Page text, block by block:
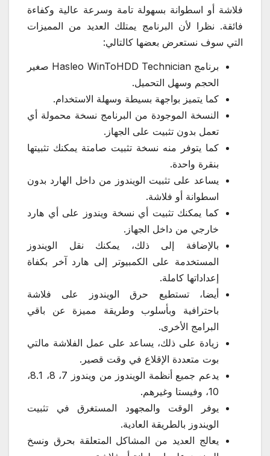
فلاشة أو اسطوانة بسهولة تامة وسرعة عالية وكفاءة
فائقة. نظرا لأن البرنامج يمتلك العديد من المميزات
التي سوف نستعرض بعضها كالتالي:
برنامج Hasleo WinToHDD Technician صغير
الحجم وسهل التحميل.
كما يتميز بواجهة بسيطة وسهلة الاستخدام.
النسخة الموجودة من البرنامج نسخة محمولة أي
تعمل بدون تثبيت على الجهاز.
كما يتوفر منه نسخة تثبيت صامتة يمكنك تثبيتها
بنقرة واحدة.
يساعد على تثبيت الويندوز من داخل الهارد بدون
اسطوانة أو فلاشة.
كما يمكنك تثبيت أي نسخة ويندوز على أي هارد
خارجي من داخل الجهاز.
بالإضافة إلى ذلك، يمكنك نقل الويندوز
المستخدمة على الكمبيوتر إلى هارد آخر بكفاة
إعداداتها كاملة.
أيضا، تستطيع حرق الويندوز على فلاشة
باحترافية وبأسلوب وطريقة مميزة عن باقي
البرامج الأخرى.
زيادة على ذلك، يساعد على عمل الفلاشة مالتي
بوت متعددة الإقلاع في وقت قصير.
يدعم جميع أنظمة الويندوز من ويندوز 7، 8، 8.1،
10، وفيستا وغيرهم.
يوفر الوقت والمجهود المستغرق في تثبيت
الويندوز بالطريقة العادية.
يعالج العديد من المشاكل المتعلقة بحرق ونسخ